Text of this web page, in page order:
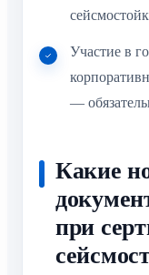
Участие в
—
Какие
при